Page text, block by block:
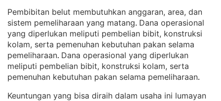
Pembibitan belut membutuhkan anggaran, area, dan
sistem pemeliharaan yang matang. Dana operasional
yang diperlukan meliputi pembelian bibit, konstruksi
kolam, serta pemenuhan kebutuhan pakan selama
pemeliharaan. Dana operasional yang diperlukan
meliputi pembelian bibit, konstruksi kolam, serta
pemenuhan kebutuhan pakan selama pemeliharaan.
Keuntungan yang bisa diraih dalam usaha ini lumayan